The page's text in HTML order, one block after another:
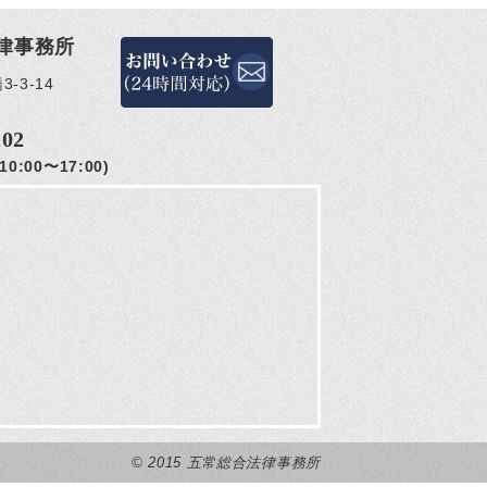
事務所
3-3-14
〜17:00)
© 2015 五常総合法律事務所